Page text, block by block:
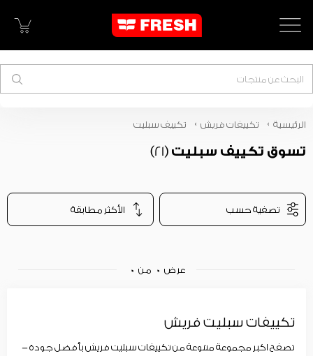
الرئيسية تكييفات فريش تكييف سبليت
تسوق تكييف سبليت (21)
تصفية حسب الأكثر مطابقة
عرض 0 من 0
تكييفات سبليت فريش
تصفح اكبر مجموعة متنوعة من تكييفات سبليت فريش بأفضل جودة -